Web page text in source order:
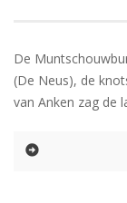
De
(De Neus), de
van Anken zag de